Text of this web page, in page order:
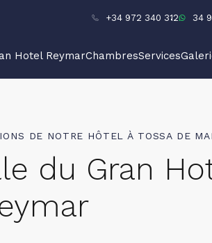
+34 972 340 312 34
Hotel ReymarChambresServices
DE NOTRE HÔTEL À TOSSA DE
du Gran